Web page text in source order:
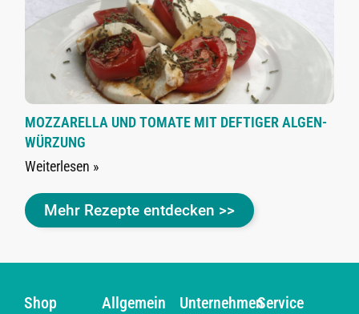
MOZZARELLA UND TOMATE MIT DEFTIGER ALGEN-
WÜRZUNG
Weiterlesen »
Mehr Rezepte entdecken >>
Shop Allgemein UnternehmenService